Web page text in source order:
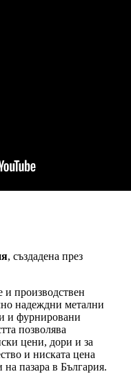
, създадена през
и производствен
надеждни метални
и фурнировани
позволява
цени, дори и за
и ниската цена
пазара в България.